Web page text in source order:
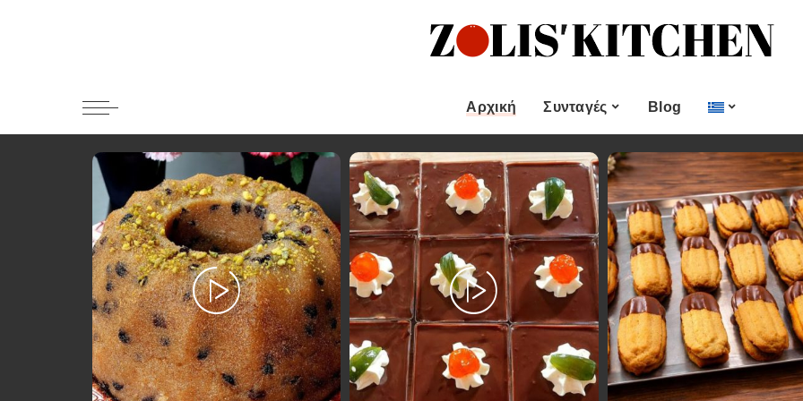
Αρχική Συνταγές
Κατηγορίες
Ορεκτικα & μεζεδες
Ψωμι
Κουλούρια και
Μπισκότα
Γλυκό και Επιδόρπιο
Ποτά και Χυμοί
Ψάρι και Θαλασσινά
Σάλτσες και Αλοιφές
Εποχιακές Συνταγές
Χριστουγεννιάτικες
Συνταγές
Πασχαλινές Συνταγές
Νηστίσιμες Συνταγές
Συνταγές για Αγίου
Βαλεντίνου
Blog
Γλυκό και Επιδόρπιο
Ποτά και Χυμοί
Ψάρι και Θαλασσινά
Σάλτσες και Αλοιφές
Κυρίως πιάτο
Κρέας
Ζυμαρικά
Πίτες και Ζύμες
Σαλάτες
Σνακ
Εποχιακές Συνταγές
Συνταγές για Αγίου
Βαλεντίνου